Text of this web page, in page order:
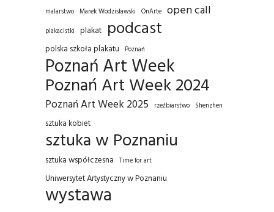
malarstwo Marek Wodzisławski OnArte open call
plakacistki plakat podcast
polska szkoła plakatu Poznań
Poznań Art Week
Poznań Art Week 2024
Poznań Art Week 2025 rzeźbiarstwo Shenzhen
sztuka kobiet
sztuka w Poznaniu
sztuka współczesna Time for art
Uniwersytet Artystyczny w Poznaniu
wystawa